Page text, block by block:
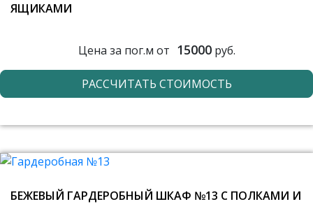
ЯЩИКАМИ
Цена за пог.м от 15000руб.
РАССЧИТАТЬ СТОИМОСТЬ
БЕЖЕВЫЙ ГАРДЕРОБНЫЙ ШКАФ №13 С ПОЛКАМИ И